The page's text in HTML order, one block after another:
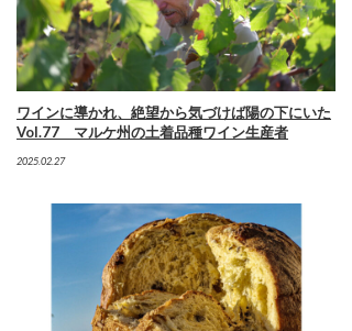
ワインに導かれ、絶望から気づけば陽の下にいた
Vol.77 マルケ州の土着品種ワイン生産者
2025.02.27